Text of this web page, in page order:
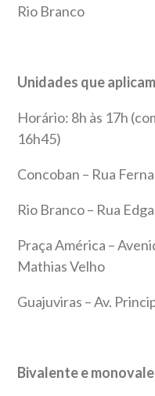
Rio Branco
Unidades que
Horário: 8h às 17h
16h45)
Concoban – Rua
Rio Branco – Rua
Praça América –
Mathias Velho
Guajuviras – Av.
Bivalente e